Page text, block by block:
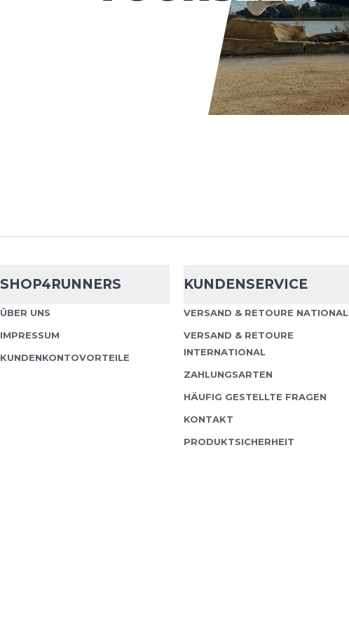
SHOP4RUNNERS
ÜBER UNS
IMPRESSUM
KUNDENKONTOVORTEILE
KUNDENSERVICE
VERSAND & RETOURE NATIONAL
VERSAND & RETOURE
INTERNATIONAL
ZAHLUNGSARTEN
HÄUFIG GESTELLTE FRAGEN
KONTAKT
PRODUKTSICHERHEIT